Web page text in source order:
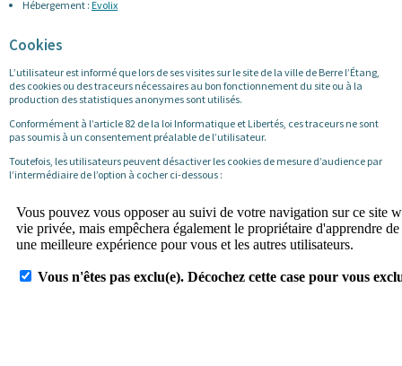
Hébergement : Evolix
Cookies
L’utilisateur est informé que lors de ses visites sur le site de la ville de Berre l’Étang,
des cookies ou des traceurs nécessaires au bon fonctionnement du site ou à la
production des statistiques anonymes sont utilisés.
Conformément à l’article 82 de la loi Informatique et Libertés, ces traceurs ne sont
pas soumis à un consentement préalable de l’utilisateur.
Toutefois, les utilisateurs peuvent désactiver les cookies de mesure d’audience par
l’intermédiaire de l’option à cocher ci-dessous :